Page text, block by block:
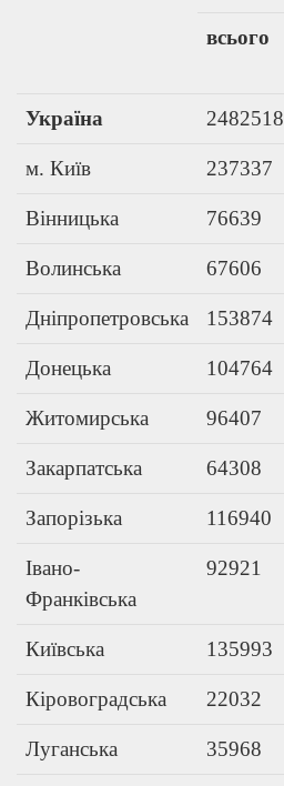
всього
Україна 2482518
м. Київ 237337
Вінницька 76639
Волинська 67606
Дніпропетровська 153874
Донецька 104764
Житомирська 96407
Закарпатська 64308
Запорізька 116940
Івано-
Франківська
92921
Київська 135993
Кіровоградська 22032
Луганська 35968